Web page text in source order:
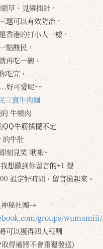
草、見縫插針，
題可以有效防治，
香港的打小人一樣，
點酸民，
再吃一碗，
吃完，
好可愛呢~~
三寶牛肉麵
牛頰肉
牛筋搖擺不定
的牛肚
刻見笑 啾咪~
想聽到你留言的+1 聲
設定好時間，留言搶起來。
神秘社團→
groups/wumamiii/
可以獲得四大報酬
得過將不會重覆發送)